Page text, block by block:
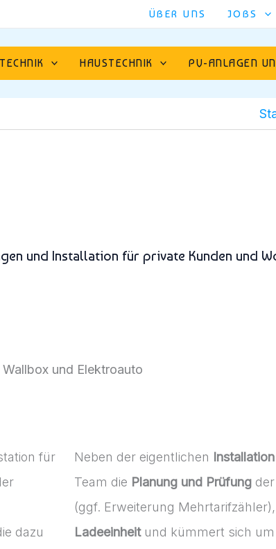
ÜBER UNS JOBS
HAUSTECHNIK PV-ANLAGEN
und Installation für private Kunden und
für
dazu
Neben der eigentlichen
Team die Planung und Prüfung der
(ggf. Erweiterung
Ladeeinheitund kümmert sich um